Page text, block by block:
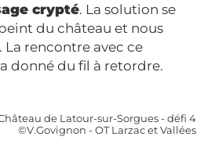
crypté. La solution se
du château et nous
. La rencontre avec ce
donné du fil à retordre.
de Latour-sur-Sorgues - défi 4
©V.Govignon - OT Larzac et Vallées